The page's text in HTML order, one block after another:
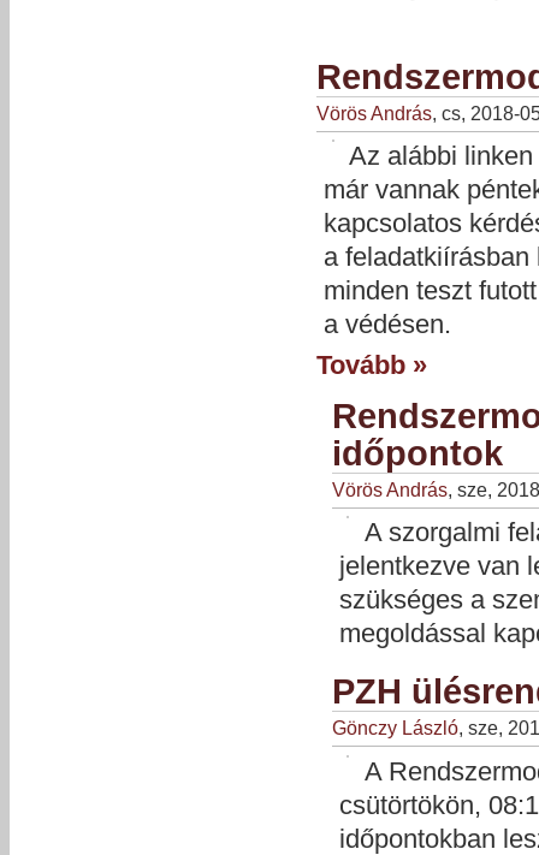
Vörös András, cs, 2018-
Az alábbi
már vannak
kapcsolatos
a
minden teszt
a védésen.
Tovább »
időpontok
Vörös András, sze,
A szorgalmi
jelentkezve van
szükséges a
megoldással
PZH
Gönczy László, sze,
A
csütörtökön,
időpontokban